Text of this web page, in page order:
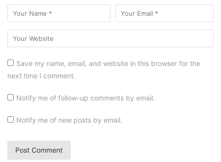
Save my name, email, and website in this browser for the
next time I comment.
Notify me of follow-up comments by email.
Notify me of new posts by email.